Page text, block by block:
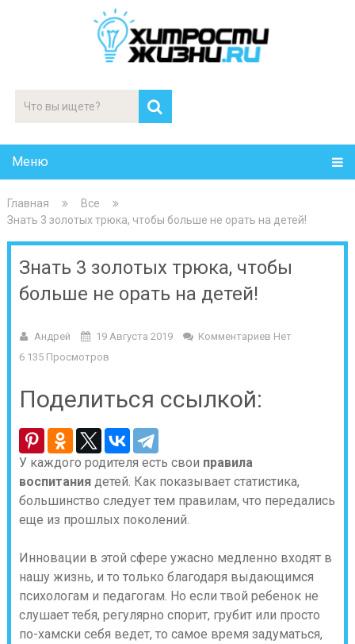
Меню
Главная
Все
Знать 3 золотых трюка, чтобы больше не орать на детей!
Знать 3 золотых трюка, чтобы
больше не орать на детей!
Андрей 19 Августа 2019
Комментариев Нет
6 135 Просмотров
Поделиться ссылкой:
У каждого родителя есть свои правила
воспитаниядетей. Как показывает статистика,
большинство следует тем правилам, что передались
еще из прошлых поколений.
Инновации в этой сфере ужасно медленно входят в
нашу жизнь, и то только благодаря выдающимся
психологам и педагогам. Но если твой ребенок не
слушает тебя, регулярно спорит, грубит или просто
по-хамски себя ведет, то самое время задуматься,